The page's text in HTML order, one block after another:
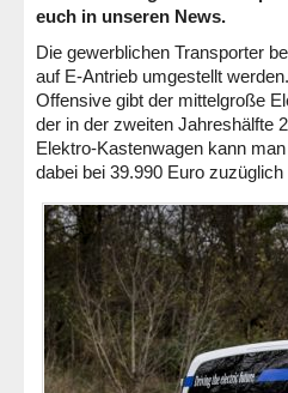
euch in unseren News.
Die gewerblichen Transporter
auf E-Antrieb umgestellt
Offensive gibt der mittelgroße
der in der zweiten Jahreshälfte
Elektro-Kastenwagen kann
dabei bei 39.990 Euro